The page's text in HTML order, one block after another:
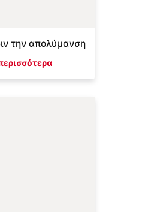
την απολύμανση